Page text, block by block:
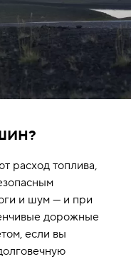
расход топлива,
и шум — и при
дорожные
если вы